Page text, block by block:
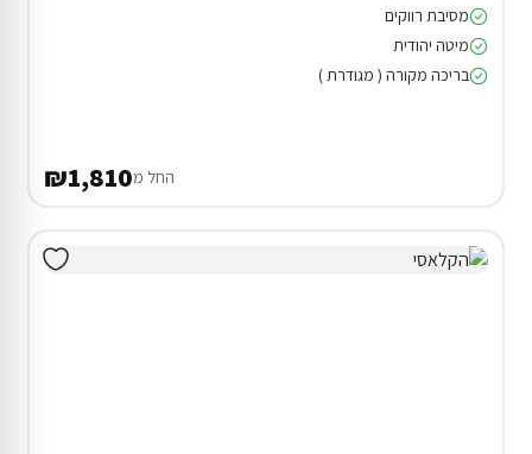
מסיבת רווקים
מיטה יהודית
בריכה מקורה ( מגודרת )
החל מ₪1,810